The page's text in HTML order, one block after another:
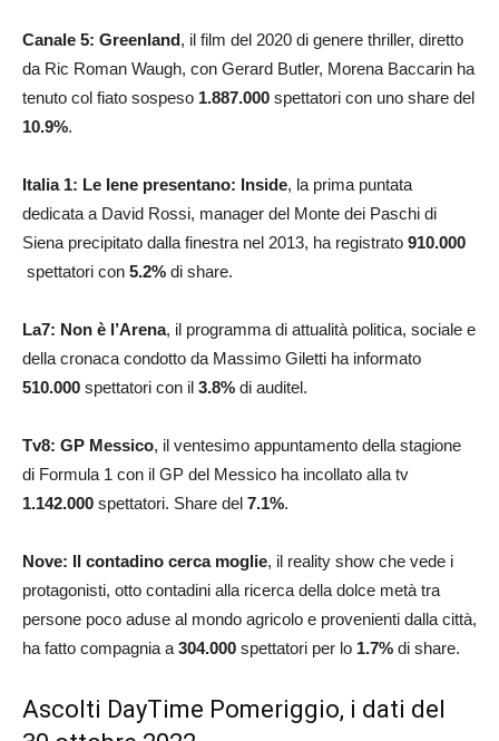
Canale 5: Greenland, il film del 2020 di genere thriller, diretto
da Ric Roman Waugh, con Gerard Butler, Morena Baccarin ha
tenuto col fiato sospeso 1.887.000 spettatori con uno share del
10.9%.
Italia 1: Le Iene presentano: Inside, la prima puntata
dedicata a David Rossi, manager del Monte dei Paschi di
Siena precipitato dalla finestra nel 2013, ha registrato 910.000
spettatori con 5.2% di share.
La7: Non è l’Arena, il programma di attualità politica, sociale e
della cronaca condotto da Massimo Giletti ha informato
510.000 spettatori con il 3.8% di auditel.
Tv8: GP Messico, il ventesimo appuntamento della stagione
di Formula 1 con il GP del Messico ha incollato alla tv
1.142.000 spettatori. Share del 7.1%.
Nove: Il contadino cerca moglie, il reality show che vede i
protagonisti, otto contadini alla ricerca della dolce metà tra
persone poco aduse al mondo agricolo e provenienti dalla città,
ha fatto compagnia a 304.000 spettatori per lo 1.7% di share.
Ascolti DayTime Pomeriggio, i dati del